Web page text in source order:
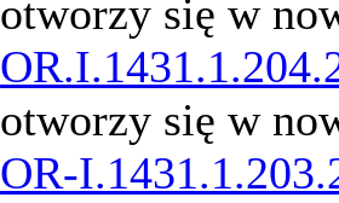
otworzy się w
otworzy się w
OR-